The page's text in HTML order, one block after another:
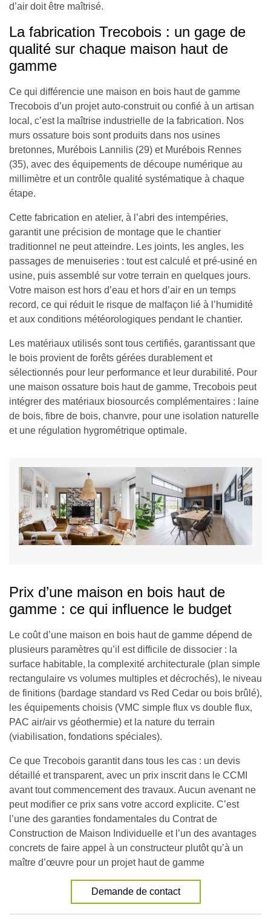
d’air doit être maîtrisé.
La fabrication Trecobois : un gage de
qualité sur chaque maison haut de
gamme
Ce qui différencie une maison en bois haut de gamme
Trecobois d’un projet auto-construit ou confié à un artisan
local, c’est la maîtrise industrielle de la fabrication. Nos
murs ossature bois sont produits dans nos usines
bretonnes, Murébois Lannilis (29) et Murébois Rennes
(35), avec des équipements de découpe numérique au
millimètre et un contrôle qualité systématique à chaque
étape.
Cette fabrication en atelier, à l’abri des intempéries,
garantit une précision de montage que le chantier
traditionnel ne peut atteindre. Les joints, les angles, les
passages de menuiseries : tout est calculé et pré-usiné en
usine, puis assemblé sur votre terrain en quelques jours.
Votre maison est hors d’eau et hors d’air en un temps
record, ce qui réduit le risque de malfaçon lié à l’humidité
et aux conditions météorologiques pendant le chantier.
Les matériaux utilisés sont tous certifiés, garantissant que
le bois provient de forêts gérées durablement et
sélectionnés pour leur performance et leur durabilité. Pour
une maison ossature bois haut de gamme, Trecobois peut
intégrer des matériaux biosourcés complémentaires : laine
de bois, fibre de bois, chanvre, pour une isolation naturelle
et une régulation hygrométrique optimale.
Prix d’une maison en bois haut de
gamme : ce qui influence le budget
Le coût d’une maison en bois haut de gamme dépend de
plusieurs paramètres qu’il est difficile de dissocier : la
surface habitable, la complexité architecturale (plan simple
rectangulaire vs volumes multiples et décrochés), le niveau
de finitions (bardage standard vs Red Cedar ou bois brûlé),
les équipements choisis (VMC simple flux vs double flux,
PAC air/air vs géothermie) et la nature du terrain
(viabilisation, fondations spéciales).
Ce que Trecobois garantit dans tous les cas : un devis
détaillé et transparent, avec un prix inscrit dans le CCMI
avant tout commencement des travaux. Aucun avenant ne
peut modifier ce prix sans votre accord explicite. C’est
l’une des garanties fondamentales du Contrat de
Construction de Maison Individuelle et l’un des avantages
concrets de faire appel à un constructeur plutôt qu’à un
maître d’œuvre pour un projet haut de gamme
Demande de contact